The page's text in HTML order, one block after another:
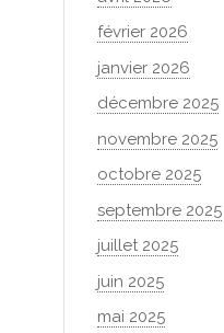
février 2026
janvier 2026
décembre 2025
novembre 2025
octobre 2025
septembre 2025
juillet 2025
juin 2025
mai 2025